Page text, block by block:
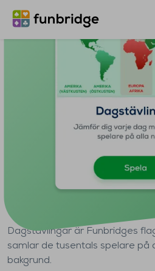
Funktioner
Dagstävlingar
Varje dag kan du deltaga i en
varar 24 timmar och samlar
Dagstävlingar är Funbridges
samlar de tusentals spelare på
bakgrund.